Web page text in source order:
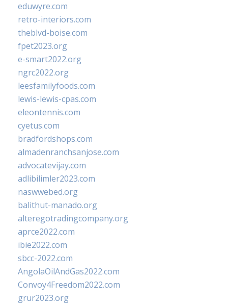
eduwyre.com
retro-interiors.com
theblvd-boise.com
fpet2023.org
e-smart2022.org
ngrc2022.org
leesfamilyfoods.com
lewis-lewis-cpas.com
eleontennis.com
cyetus.com
bradfordshops.com
almadenranchsanjose.com
advocatevijay.com
adlibilimler2023.com
naswwebed.org
balithut-manado.org
alteregotradingcompany.org
aprce2022.com
ibie2022.com
sbcc-2022.com
AngolaOilAndGas2022.com
Convoy4Freedom2022.com
grur2023.org